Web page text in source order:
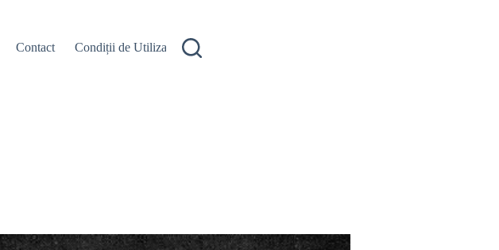
Contact Condiții de Utilizare